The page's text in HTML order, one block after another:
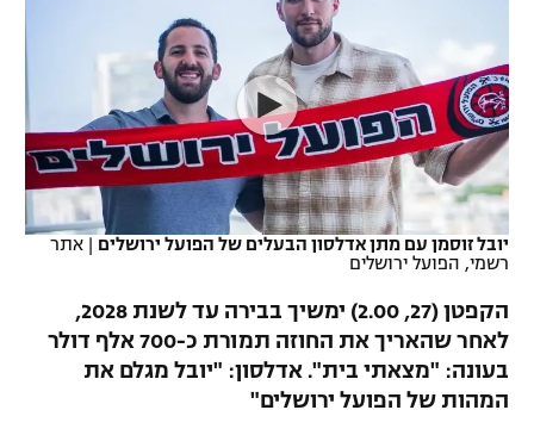
VOD
רץ ברשת
תוצאות
לוח שידורים
ברחבה
מכבי חיפה
בית"ר ירושלים
מכבי תל אביב
הפועל תל אביב
הפועל חיפה
הפועל באר שבע
ליגה ספרדית
ליגה איטלקית
ליגה צרפתית
ליגה הולנדית
ליגה סינית
ליגה ברזילאית
מכבי תל אביב
הפועל חולון
הפועל ירושלים
דני אבדיה
יורוליג
יורוקאפ
טניס
כדוריד
כדורעף
שחייה
אגרוף
ספורט אולימפי
יובל זוסמן עם מתן אדלסון הבעלים של הפועל ירושלים | אתר
רשמי, הפועל ירושלים
הקפטן (27, 2.00) ימשיך בבירה עד לשנת 2028,
לאחר שהאריך את החוזה תמורת כ-700 אלף דולר
בעונה: "מצאתי בית". אדלסון: "יובל מגלם את
המהות של הפועל ירושלים"